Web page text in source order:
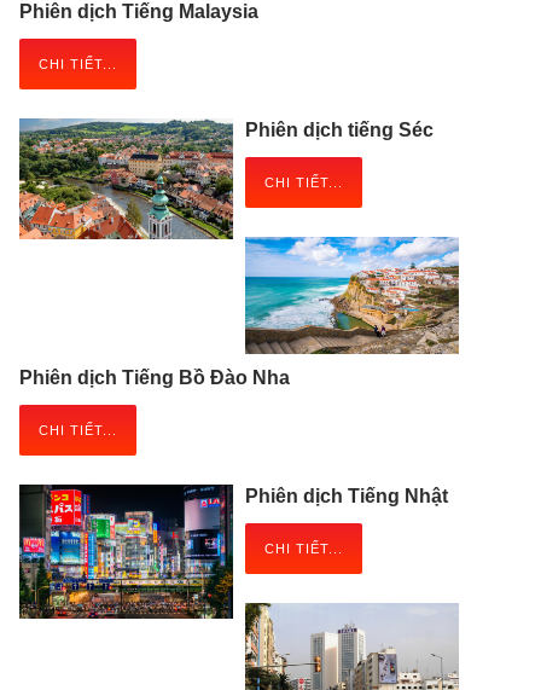
Phiên dịch Tiếng Malaysia
CHI TIẾT...
Phiên dịch tiếng Séc
CHI TIẾT...
Phiên dịch Tiếng Bồ Đào Nha
CHI TIẾT...
Phiên dịch Tiếng Nhật
CHI TIẾT...